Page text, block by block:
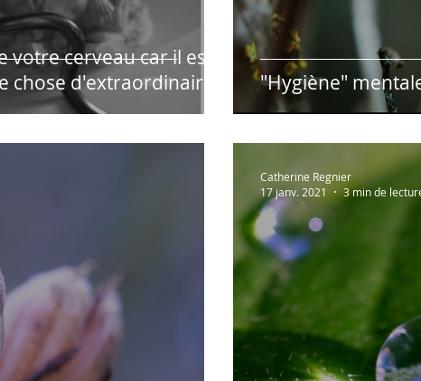
votre cerveau car il est
chose d'extraordinaire...
"Hygiène"
Catherine Regnier
17 janv. 2021
3 min de